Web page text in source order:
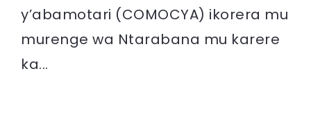
y’abamotari (COMOCYA) ikorera mu
murenge wa Ntarabana mu karere
ka...